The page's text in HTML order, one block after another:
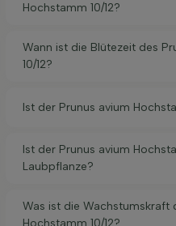
Hochstamm 10/12?
Wann ist die Blütezeit des
10/12?
Ist der Prunus avium
Ist der Prunus avium
Laubpflanze?
Was ist die Wachstumskraft